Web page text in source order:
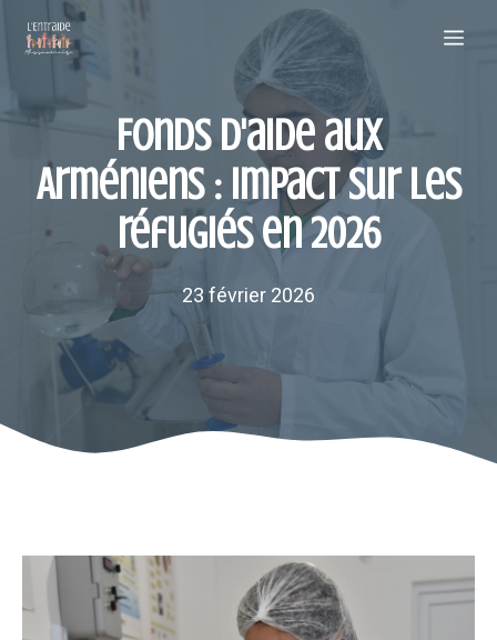
Fonds d'aide aux
Arméniens : impact sur les
réfugiés en 2026
23 février 2026